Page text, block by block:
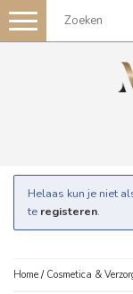
Toggle
navigation
Helaas kun je niet
te registeren.
Home / Cosmetica &